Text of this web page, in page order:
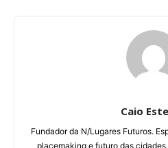
Caio
Fundador da N/Lugares Futuros.
placemaking e futuro das